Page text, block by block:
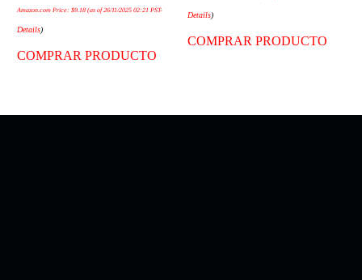
Amazon.com Price:$9.18 (as of 26/11/2025 02:21 PST-
Details)
COMPRAR PRODUCTO
Details)
COMPRAR PRODUCTO